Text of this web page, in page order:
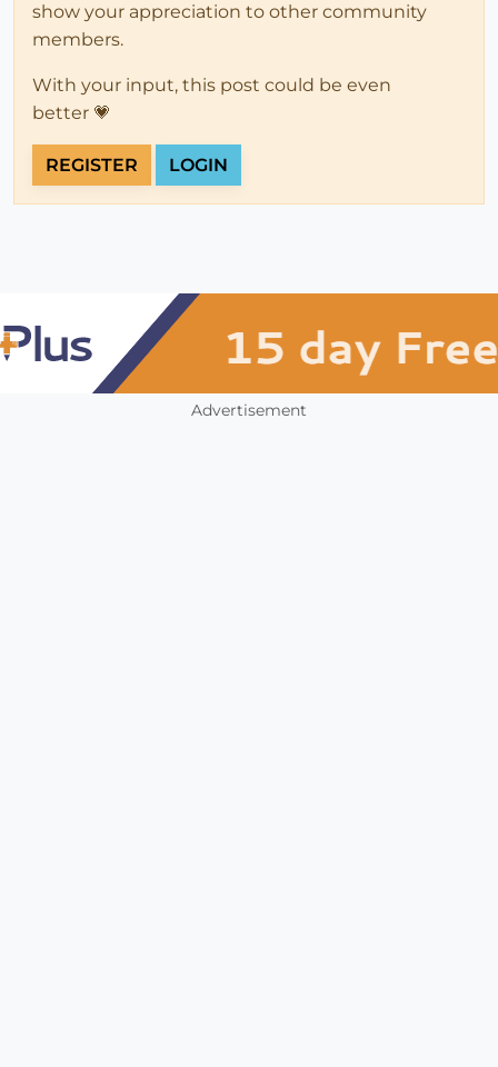
show your appreciation to other community
members.
With your input, this post could be even
better 💗
REGISTER LOGIN
Advertisement